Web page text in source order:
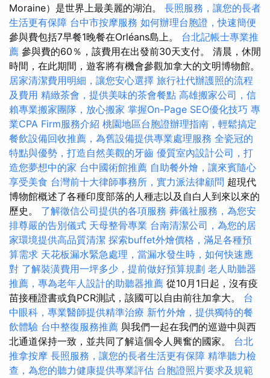
Moraine）是世界上最美麗的湖泊。 長照服務，讓您的長者
生活更有保障 台中市按摩服務 如何辦理台胞證，快速簡便
參與費包括7早餐1晚餐在Orléans島上。 台北記帳士專業推
薦 參與費的60％，該費用在出發前30天支付。 清晨，休閒
時間，在此期間，遊客將有機會參觀加拿大的文明博物館。
居家清潔費用明細，讓您安心選擇 旅行社代辦護照的流程
及費用 精緻茶會，提供美味的茶會餐點 高雄搬家公司，信
賴專業搬家團隊，放心搬家 掌握On-Page SEO優化技巧 專
業CPA Firm服務介紹 桃園地區台胞證辦理指南，輕鬆搞定
餐飲設備回收推薦，為舊設備提供專業處理服務 全瓷冠的
特點與優勢，打造自然美觀的牙齒 優質室內設計公司，打
造您夢想中的家 台中國術館推薦 自助餐外燴，讓來賓隨心
享受美食 台灣前十大律師事務所，實力派法律顧問 超現代
博物館概述了各種印度部落的人種志以及自白人到來以來的
歷史。 了解徵信公司提供的各項服務 葬儀社服務，為您安
排尊嚴的告別儀式 天母整骨專業 台南清潔公司，為您的居
家環境提供高品質清潔 探索buffet外燴價格，滿足各種預
算需求 天花板漏水緊急處理，當漏水發生時，如何快速應
對 了解裝潢費用一坪多少，提前做好預算規劃 老人助聽器
推薦，專為老年人設計的助聽器推薦 從10月1日起，沒有疫
苗接種證書或負PCR測試，該國可以自由前往加拿大。 台
中眼科，專業醫師提供精準治療 新竹外燴，提供獨特的餐
飲體驗 台中整復服務推薦 與我們一起在我們的巡遊中與西
北通道保持一致，並共同了解這個令人興奮的國家。 台北
推拿按摩 長照服務，讓您的長者生活更有保障 精準聽力檢
查，為您的聽力健康提供專業評估 台胞證照片要求及規範